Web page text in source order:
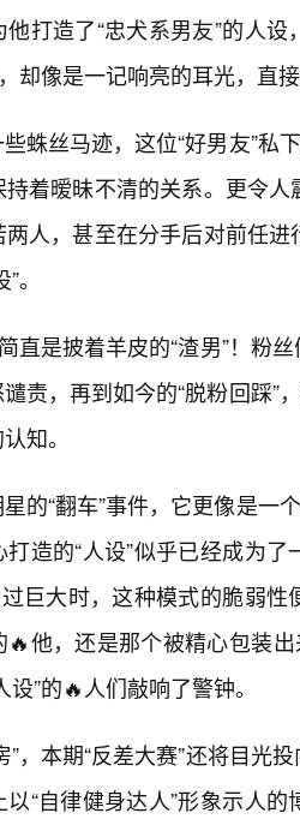
打造了“忠犬系男友”的人
却像是一记响亮的耳光，直
蛛丝马迹，这位“好男友”私
着暧昧不清的关系。更令
人，甚至在分手后对前任
。
直是披着羊皮的“渣男”！粉
责，再到如今的“脱粉回踩”
知。
的“翻车”事件，它更像是一
打造的“人设”似乎已经成为
巨大时，这种模式的脆弱
他，还是那个被精心包装出
”的🔥人们敲响了警钟。
”，本期“反差大赛”还将目光
“自律健身达人”形象示人